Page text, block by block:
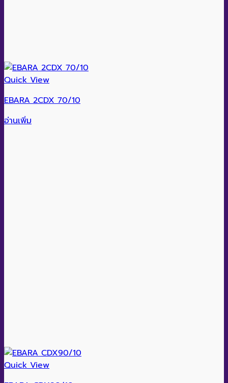
Quick View
EBARA 2CDX 70/10
อ่านเพิ่ม
Quick View